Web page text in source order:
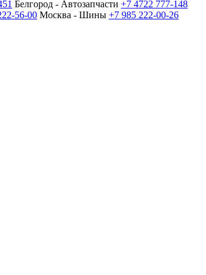
Белгород - Автозапчасти +7 4722 777-148
56-00 Москва - Шины +7 985 222-00-26